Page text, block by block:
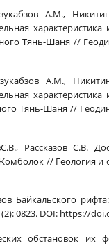
А.М., Никитин
Тянь-Шаня //
А.М., Никитин
Тянь-Шаня //
Рассказов С.В.
// Геология
Байкальского
0823. DOI: https://
обстановок их